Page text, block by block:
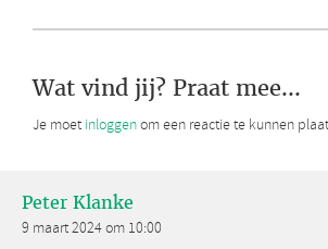
Wat vind jij? Praat mee...
Je moet inloggenom een reactie te kunnen
Peter Klanke
9 maart 2024 om 10:00